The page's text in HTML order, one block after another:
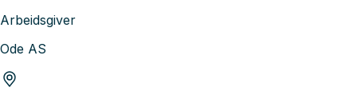
Arbeidsgiver
Ode AS